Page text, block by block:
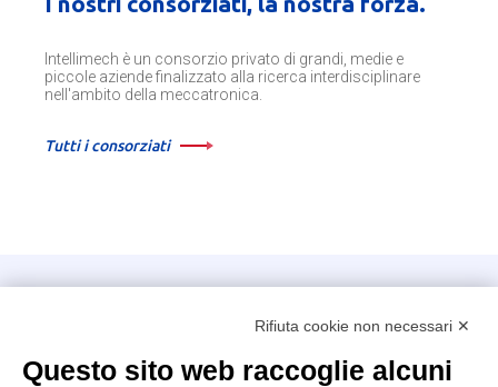
Intellimech è un consorzio privato di grandi, medie e
piccole aziende finalizzato alla ricerca interdisciplinare
nell'ambito della meccatronica.
Tutti i consorziati
Kilometro Rosso innovation districtRifiuta cookie non necessari ✕
Questo sito web raccoglie alcuni